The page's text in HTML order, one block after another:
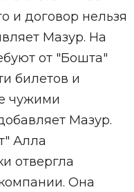
и договор нельзя
Мазур. На
от "Бошта"
билетов и
чужими
Мазур.
Алла
отвергла
Она